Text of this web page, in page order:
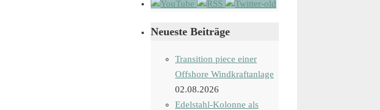
Neueste Beiträge
Transition piece einer
Offshore Windkraftanlage
02.08.2026
Edelstahl-Kolonne als